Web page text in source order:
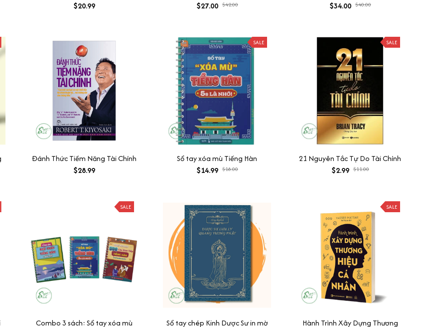
$20.99
Điển Quản Lý Tài Chính Cá Nhân
$27.00 $42.00
$34.00 $40.00
Đánh Thức Tiềm Năng Tài Chính
$28.99
SALE
Sổ tay xóa mù Tiếng Hàn
$14.99 $18.00
SALE
21 Nguyên Tắc Tự Do Tài Chính
$2.99 $11.00
SALE
Combo 3 sách: Sổ tay xóa mù Sổ tay chép Kinh Dược Sư in mờ
SALE
Hành Trình Xây Dựng Thương